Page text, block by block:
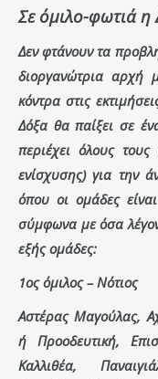
Σε όμιλο-φωτιά η
Δεν φτάνουν τα
διοργανώτρια αρχή
κόντρα στις
Δόξα θα παίξει σε
περιέχει όλους
ενίσχυσης) για την
όπου οι ομάδες
σύμφωνα με όσα
εξής ομάδες:
1ος όμιλος – Νότιος
Αστέρας Μαγούλας,
ή Προοδευτική,
Καλλιθέα,